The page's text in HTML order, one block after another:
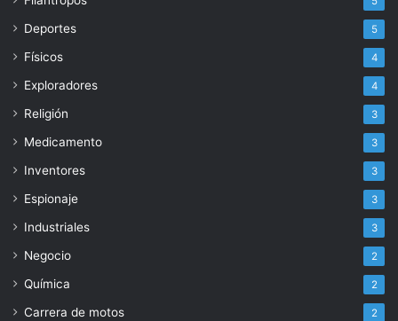
Deportes 5
Físicos 4
Exploradores 4
Religión 3
Medicamento 3
Inventores 3
Espionaje 3
Industriales 3
Negocio 2
Química 2
Carrera de motos 2